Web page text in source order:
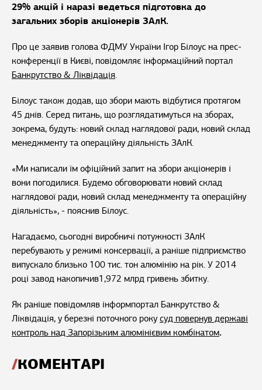
29% акцій і наразі ведеться підготовка до
загальних зборів акціонерів ЗАлК.
Про це заявив голова ФДМУ України Ігор Білоус на прес-
конференції в Києві, повідомляє інформаційний портал
Банкрутство & Ліквідація.
Білоус також додав, що збори мають відбутися протягом
45 днів. Серед питань, що розглядатимуться на зборах,
зокрема, будуть: новий склад наглядової ради, новий склад
менеджменту та операційну діяльність ЗАлК.
«Ми написали їм офіційний запит на збори акціонерів і
вони погодилися. Будемо обговорювати новий склад
наглядової ради, новий склад менеджменту та операційну
діяльність», - пояснив Білоус.
Нагадаємо, сьогодні виробничі потужності ЗАлК
перебувають у режимі консервації, а раніше підприємство
випускало близько 100 тис. тон алюмінію на рік. У 2014
році завод накопичив1,972 млрд гривень збитку.
Як раніше повідомляв інформпортал Банкрутство &
Ліквідація, у березні поточного року суд повернув державі
контроль над Запорізьким алюмінієвим комбінатом.
КОМЕНТАРІ